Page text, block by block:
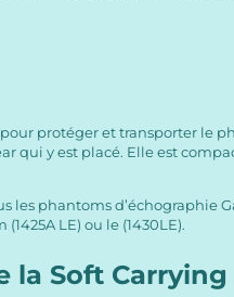
protéger et transporter le
qui y est placé. Elle est
les phantoms d’échographie
LE) ou le (1430LE).
la Soft Carrying